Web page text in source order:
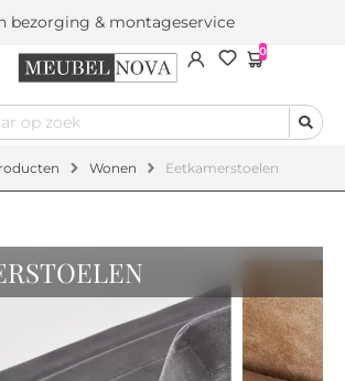
bezorging & montageservice
0
Wonen Eetkamerstoelen